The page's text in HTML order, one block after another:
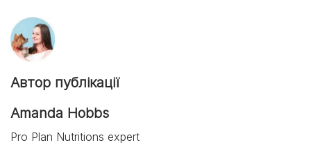
Автор публікації
Amanda Hobbs
Pro Plan Nutritions expert